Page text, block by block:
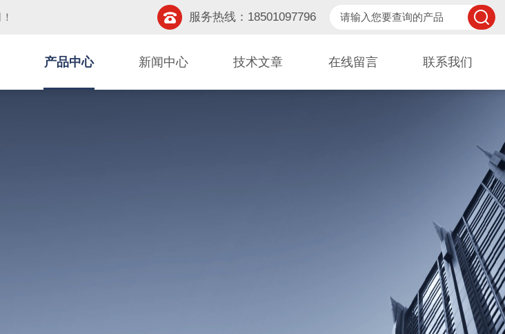
！ 服务热线：18501097796
产品中心 新闻中心 技术文章 在线留言 联系我们